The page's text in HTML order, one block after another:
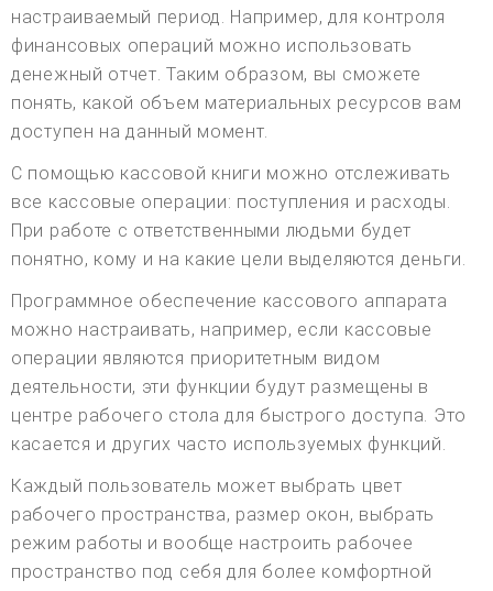
настраиваемый период. Например, для контроля
финансовых операций можно использовать
денежный отчет. Таким образом, вы сможете
понять, какой объем материальных ресурсов вам
доступен на данный момент.
С помощью кассовой книги можно отслеживать
все кассовые операции: поступления и расходы.
При работе с ответственными людьми будет
понятно, кому и на какие цели выделяются деньги.
Программное обеспечение кассового аппарата
можно настраивать, например, если кассовые
операции являются приоритетным видом
деятельности, эти функции будут размещены в
центре рабочего стола для быстрого доступа. Это
касается и других часто используемых функций.
Каждый пользователь может выбрать цвет
рабочего пространства, размер окон, выбрать
режим работы и вообще настроить рабочее
пространство под себя для более комфортной